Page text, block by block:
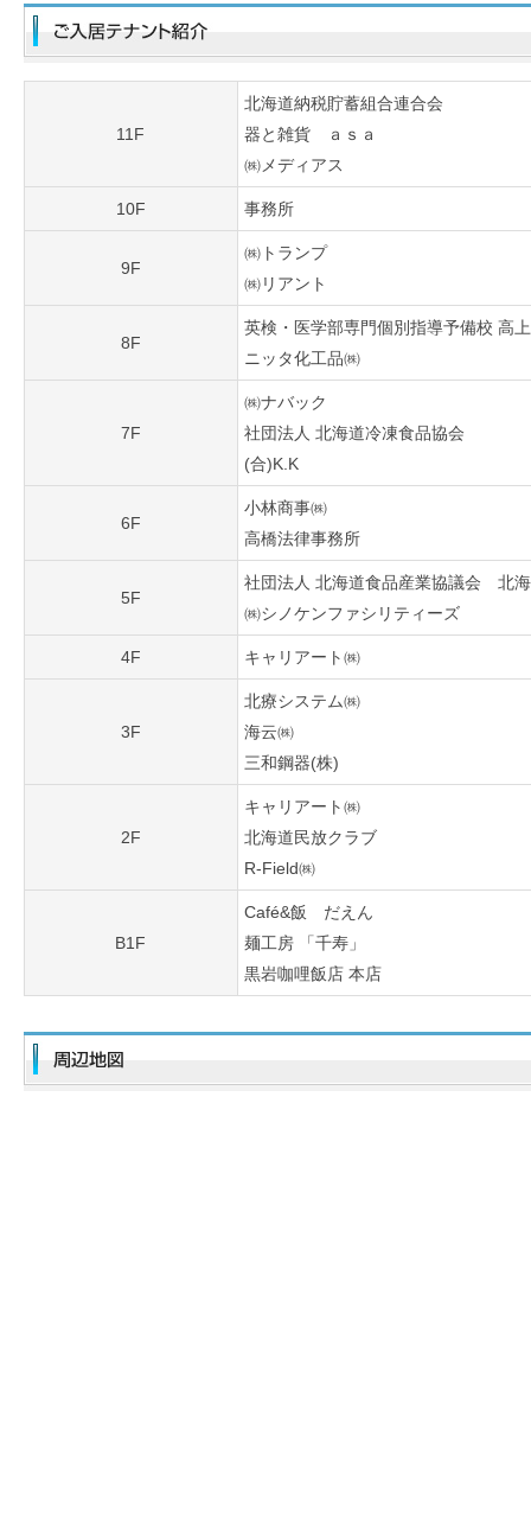
11F
北海道納税貯蓄組合連合会
器と雑貨 ａｓａ
㈱メディアス
10F 事務所
9F
㈱トランプ
㈱リアント
8F
英検・医学部専門個別指導予備校 高上
ニッタ化工品㈱
7F
㈱ナバック
社団法人 北海道冷凍食品協会
(合)K.K
6F
小林商事㈱
高橋法律事務所
5F
社団法人 北海道食品産業協議会 北
㈱シノケンファシリティーズ
4F キャリアート㈱
3F
北療システム㈱
海云㈱
三和鋼器(株)
2F
キャリアート㈱
北海道民放クラブ
R-Field㈱
B1F
Café&飯 だえん
麺工房 「千寿」
黒岩咖哩飯店 本店